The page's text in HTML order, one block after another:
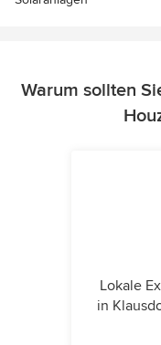
Warum sollten
Lokale
in